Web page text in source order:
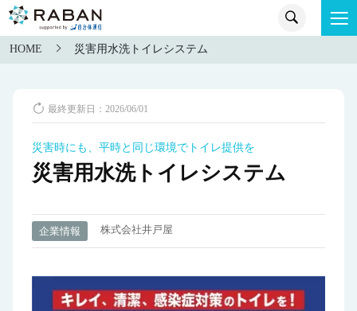
HOME 災害用水洗トイレシステム
最終更新日：2026/06/01
災害時にも、平時と同じ環境でトイレ提供を
災害用水洗トイレシステム
企業情報 株式会社井戸屋